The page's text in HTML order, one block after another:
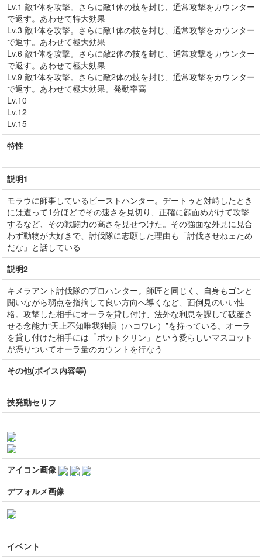
Lv.1 敵1体を攻撃。さらに敵1体の技を封じ、通常攻撃をカウンター
で返す。あわせて特大効果
Lv.3 敵1体を攻撃。さらに敵1体の技を封じ、通常攻撃をカウンター
で返す。あわせて極大効果
Lv.6 敵1体を攻撃。さらに敵2体の技を封じ、通常攻撃をカウンター
で返す。あわせて極大効果
Lv.9 敵1体を攻撃。さらに敵2体の技を封じ、通常攻撃をカウンター
で返す。あわせて極大効果。発動率高
Lv.10
Lv.12
Lv.15
特性
説明1
モラウに師事しているビーストハンター。ヂートゥと対峙したとき
には遭って1分ほどでその速さを見切り、正確に顔面めがけて攻撃
するなど、その戦闘力の高さを見せつけた。その強面な外見に見合
わず動物が大好きで、討伐隊に志願した理由も「討伐させねェため
だな」と話している
説明2
キメラアント討伐隊のプロハンター。師匠と同じく、自身もゴンと
闘いながら弱点を指摘して良い方向へ導くなど、面倒見のいい性
格。攻撃した相手にオーラを貸し付け、法外な利息を課して破産さ
せる念能力“天上不知唯我独損（ハコワレ）”を持っている。オーラ
を貸し付けた相手には「ポットクリン」という愛らしいマスコット
が憑りついてオーラ量のカウントを行なう
その他(ボイス内容等)
技発動セリフ
アイコン画像
デフォルメ画像
イベント